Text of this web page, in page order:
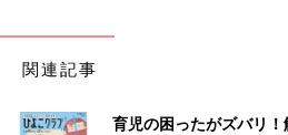
関連記事
育児の困ったがズバリ